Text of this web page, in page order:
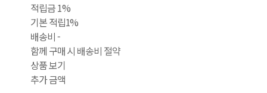
적립금1%
기본 적립1%
배송비-
함께 구매 시 배송비 절약
상품 보기
추가 금액